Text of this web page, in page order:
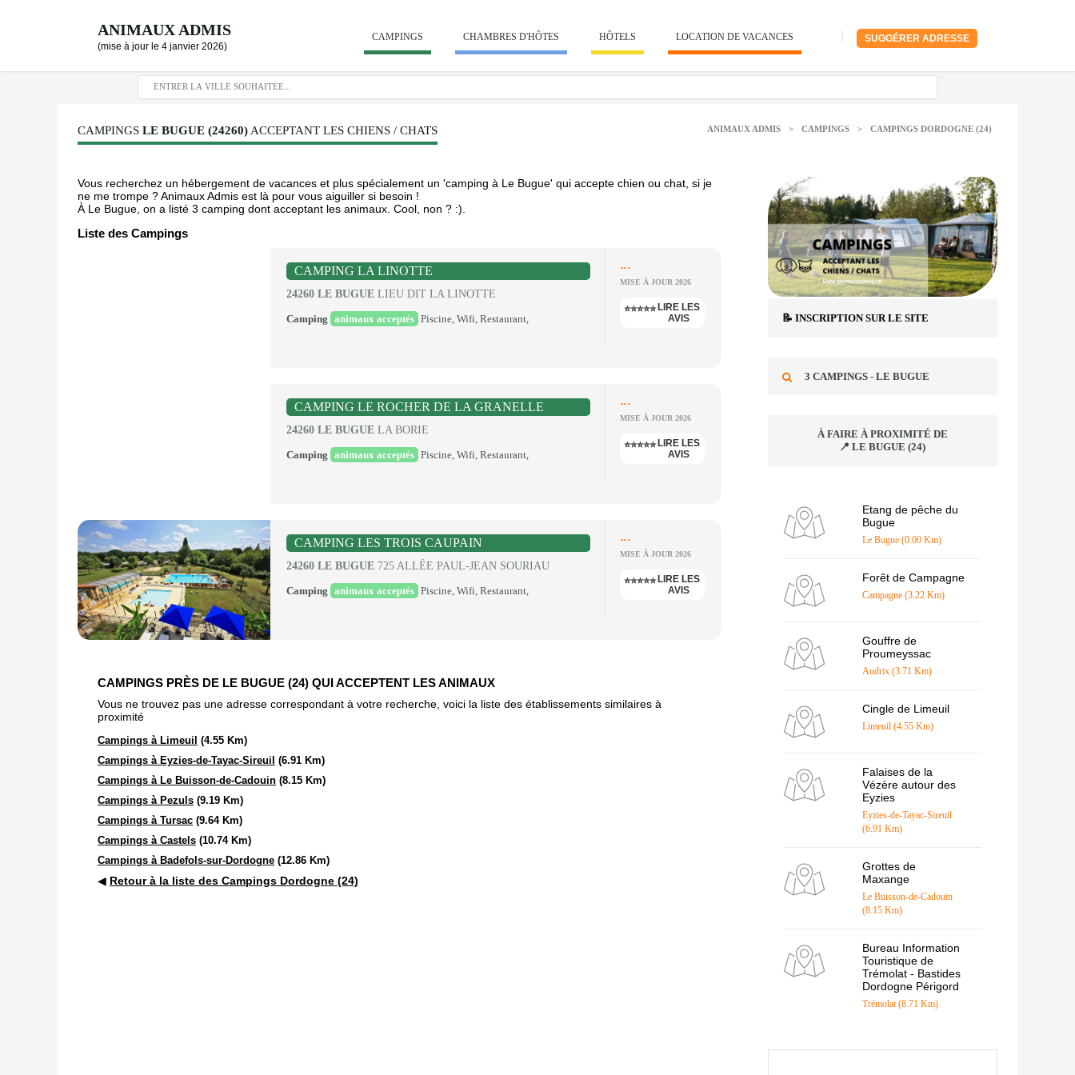
ANIMAUX ADMIS
(mise à jour le 4 janvier 2026)
SUGGÉRER ADRESSE
CAMPINGS CHAMBRES D'HÔTES HÔTELS LOCATION DE VACANCES
CAMPINGS LE BUGUE (24260) ACCEPTANT LES CHIENS / CHATS ANIMAUX ADMIS > CAMPINGS > CAMPINGS DORDOGNE (24)
Vous recherchez un hébergement de vacances et plus spécialement un 'camping à Le Bugue' qui accepte chien ou chat, si je
ne me trompe ? Animaux Admis est là pour vous aiguiller si besoin !
À Le Bugue, on a listé 3 camping dont acceptant les animaux. Cool, non ? :).
Liste des Campings
CAMPING LA LINOTTE
24260 LE BUGUE LIEU DIT LA LINOTTE
Camping animaux acceptés Piscine, Wifi, Restaurant,
...
MISE À JOUR 2026
⭐⭐⭐⭐⭐ LIRE LES
AVIS
CAMPING LE ROCHER DE LA GRANELLE
24260 LE BUGUE LA BORIE
Camping animaux acceptés Piscine, Wifi, Restaurant,
...
MISE À JOUR 2026
⭐⭐⭐⭐⭐ LIRE LES
AVIS
CAMPING LES TROIS CAUPAIN
24260 LE BUGUE 725 ALLÉE PAUL-JEAN SOURIAU
Camping animaux acceptés Piscine, Wifi, Restaurant,
...
MISE À JOUR 2026
⭐⭐⭐⭐⭐ LIRE LES
AVIS
CAMPINGS PRÈS DE LE BUGUE (24) QUI ACCEPTENT LES ANIMAUX
Vous ne trouvez pas une adresse correspondant à votre recherche, voici la liste des établissements similaires à
proximité
Campings à Limeuil (4.55 Km)
Campings à Eyzies-de-Tayac-Sireuil (6.91 Km)
Campings à Le Buisson-de-Cadouin (8.15 Km)
Campings à Pezuls (9.19 Km)
Campings à Tursac (9.64 Km)
Campings à Castels (10.74 Km)
Campings à Badefols-sur-Dordogne (12.86 Km)
◀ Retour à la liste des Campings Dordogne (24)
📝 INSCRIPTION SUR LE SITE
3 CAMPINGS - LE BUGUE
À FAIRE À PROXIMITÉ DE
📍 LE BUGUE (24)
Etang de pêche du
Bugue
Le Bugue (0.00 Km)
Forêt de Campagne
Campagne (3.22 Km)
Gouffre de
Proumeyssac
Audrix (3.71 Km)
Cingle de Limeuil
Limeuil (4.55 Km)
Falaises de la
Vézère autour des
Eyzies
Eyzies-de-Tayac-Sireuil
(6.91 Km)
Grottes de
Maxange
Le Buisson-de-Cadouin
(8.15 Km)
Bureau Information
Touristique de
Trémolat - Bastides
Dordogne Périgord
Trémolat (8.71 Km)